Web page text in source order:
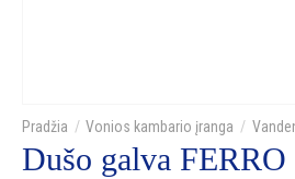
Vonios kambario įranga
Dušo galva FERRO